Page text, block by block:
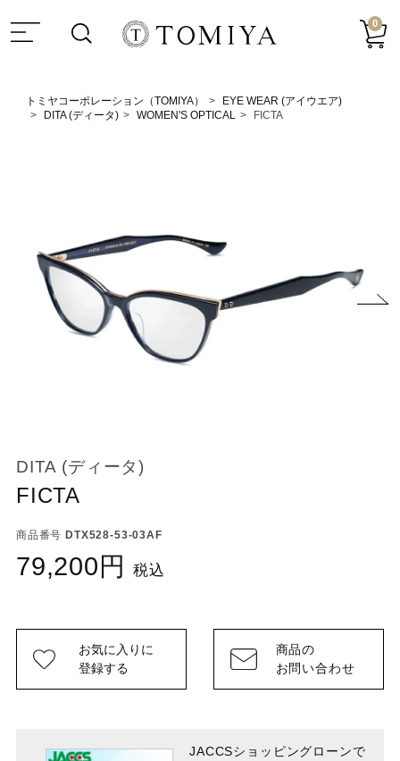
0
トミヤコーポレーション（TOMIYA）
EYE WEAR (アイウエア)
DITA (ディータ)
WOMEN'S OPTICAL FICTA
DITA (ディータ)
FICTA
商品番号 DTX528-53-03AF
79,200 税込
お気に入りに
登録する
商品の
お問い合わせ
JACCSショッピングローンで